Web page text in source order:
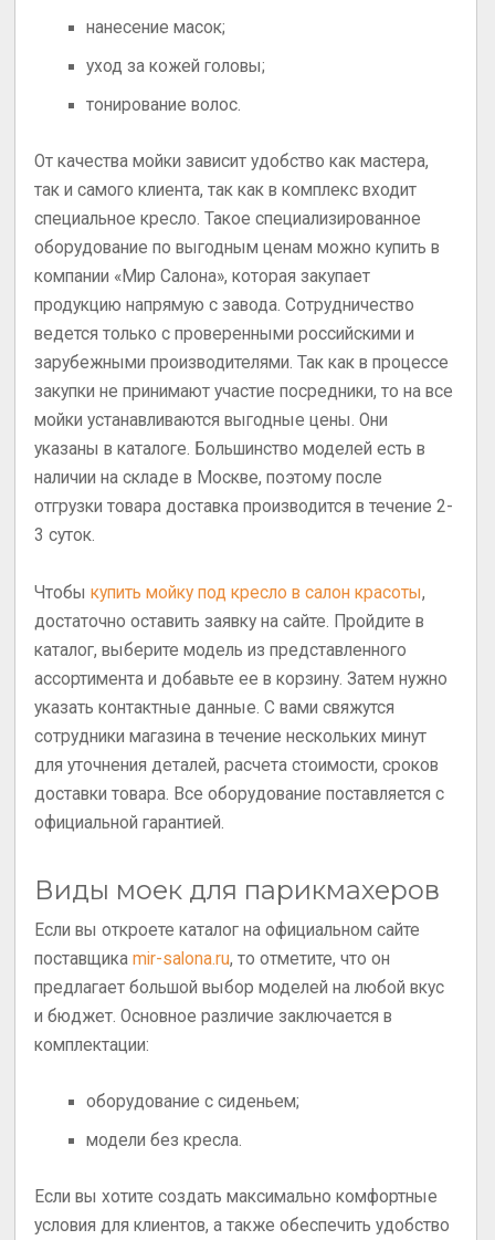
нанесение масок;
уход за кожей головы;
тонирование волос.
От качества мойки зависит удобство как мастера,
так и самого клиента, так как в комплекс входит
специальное кресло. Такое специализированное
оборудование по выгодным ценам можно купить в
компании «Мир Салона», которая закупает
продукцию напрямую с завода. Сотрудничество
ведется только с проверенными российскими и
зарубежными производителями. Так как в процессе
закупки не принимают участие посредники, то на все
мойки устанавливаются выгодные цены. Они
указаны в каталоге. Большинство моделей есть в
наличии на складе в Москве, поэтому после
отгрузки товара доставка производится в течение 2-
3 суток.
Чтобыкупить мойку под кресло в салон красоты,
достаточно оставить заявку на сайте. Пройдите в
каталог, выберите модель из представленного
ассортимента и добавьте ее в корзину. Затем нужно
указать контактные данные. С вами свяжутся
сотрудники магазина в течение нескольких минут
для уточнения деталей, расчета стоимости, сроков
доставки товара. Все оборудование поставляется с
официальной гарантией.
Виды моек для парикмахеров
Если вы откроете каталог на официальном сайте
поставщикаmir-salona.ru, то отметите, что он
предлагает большой выбор моделей на любой вкус
и бюджет. Основное различие заключается в
комплектации:
оборудование с сиденьем;
модели без кресла.
Если вы хотите создать максимально комфортные
условия для клиентов, а также обеспечить удобство